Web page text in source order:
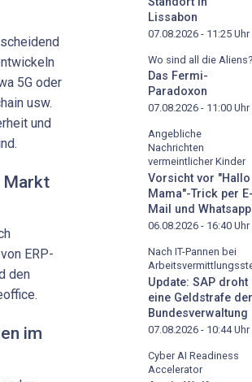
5G oder
usw.
und
Markt
ERP-
den
im
Lissabon
07.08.2026 - 11:25 Uhr
Wo sind all die Aliens?
Das Fermi-
Paradoxon
07.08.2026 - 11:00 Uhr
Angebliche
Nachrichten
vermeintlicher Kinder
Vorsicht vor "Hallo
Mama"-Trick per E-
Mail und Whatsapp
06.08.2026 - 16:40 Uhr
Nach IT-Pannen bei
Update: SAP droht
eine Geldstrafe der
Bundesverwaltung
07.08.2026 - 10:44Uhr
Cyber AI Readiness
Accelerator